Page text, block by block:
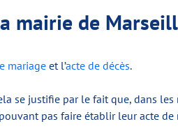
mairie de
mariage et l’acte de décès.
se justifie par le fait que, dans
pas faire établir leur acte de